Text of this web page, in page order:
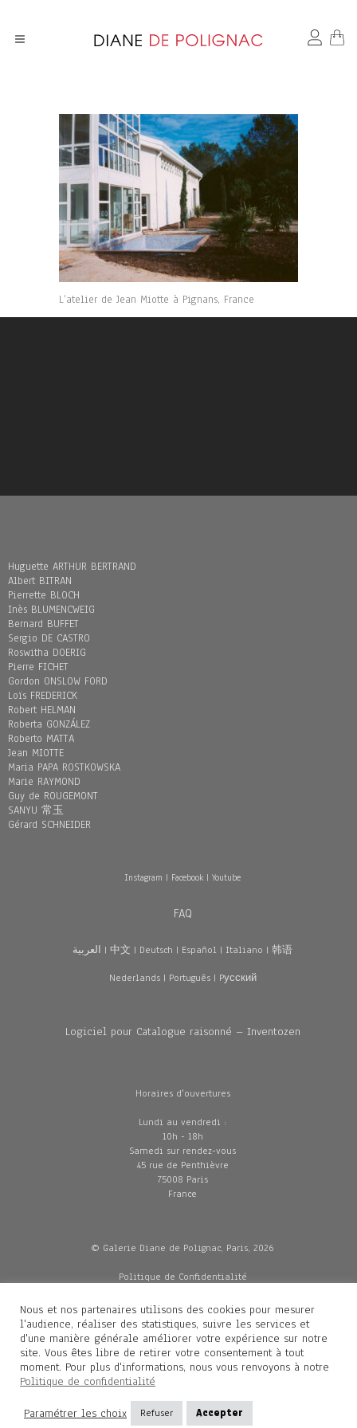
L’atelier de Jean Miotte à Pignans, France
Huguette ARTHUR BERTRAND
Albert BITRAN
Pierrette BLOCH
Inès BLUMENCWEIG
Bernard BUFFET
Sergio DE CASTRO
Roswitha DOERIG
Pierre FICHET
Gordon ONSLOW FORD
Loïs FREDERICK
Robert HELMAN
Roberta GONZÁLEZ
Roberto MATTA
Jean MIOTTE
Maria PAPA ROSTKOWSKA
Marie RAYMOND
Guy de ROUGEMONT
SANYU 常玉
Gérard SCHNEIDER
Instagram | Facebook| Youtube
FAQ
العربية | 中文 | Deutsch | Español | Italiano | 韩语
Nederlands| Português| Pусский
Logiciel pour Catalogue raisonné – Inventozen
Horaires d'ouvertures
Lundi au vendredi :
10h - 18h
Samedi sur rendez-vous
45 rue de Penthièvre
75008 Paris
France
© Galerie Diane de Polignac, Paris, 2026
Politique de Confidentialité
Mentions légales
Livraisons
Contacts
Diane de Polignac
Mathilde Gubanski
Nous et nos partenaires utilisons des cookies pour mesurer
l'audience, réaliser des statistiques, suivre les services et
d'une manière générale améliorer votre expérience sur notre
site. Vous êtes libre de retirer votre consentement à tout
moment. Pour plus d'informations, nous vous renvoyons à notre
Politique de confidentialité
Paramétrer les choix Refuser Accepter